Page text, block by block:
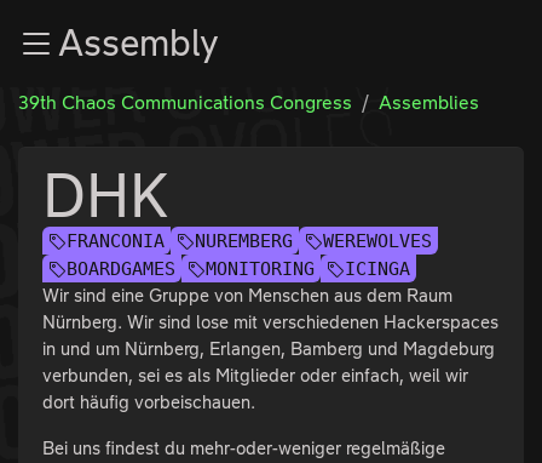
Zum InhaltAssembly
39th Chaos Communications Congress Assemblies
DHK
FRANCONIA NUREMBERG
WEREWOLVES
BOARDGAMES
MONITORING ICINGA
Wir sind eine Gruppe von Menschen aus dem Raum
Nürnberg. Wir sind lose mit verschiedenen Hackerspaces
in und um Nürnberg, Erlangen, Bamberg und Magdeburg
verbunden, sei es als Mitglieder oder einfach, weil wir
dort häufig vorbeischauen.
Bei uns findest du mehr-oder-weniger regelmäßige